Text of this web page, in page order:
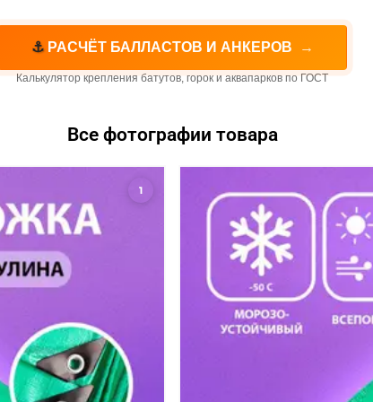
⚓РАСЧЁТ БАЛЛАСТОВ И АНКЕРОВ →
Калькулятор крепления батутов, горок и аквапарков по ГОСТ
Все фотографии товара
1